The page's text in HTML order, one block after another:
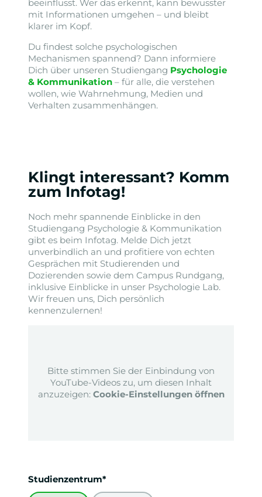
beeinflusst. Wer das erkennt, kann bewusster
mit Informationen umgehen – und bleibt
klarer im Kopf.
Du findest solche psychologischen
Mechanismen spannend? Dann informiere
Dich über unseren Studiengang Psychologie
& Kommunikation – für alle, die verstehen
wollen, wie Wahrnehmung, Medien und
Verhalten zusammenhängen.
Klingt interessant? Komm
zum Infotag!
Noch mehr spannende Einblicke in den
Studiengang Psychologie & Kommunikation
gibt es beim Infotag. Melde Dich jetzt
unverbindlich an und profitiere von echten
Gesprächen mit Studierenden und
Dozierenden sowie dem Campus Rundgang,
inklusive Einblicke in unser Psychologie Lab.
Wir freuen uns, Dich persönlich
kennenzulernen!
Bitte stimmen Sie der Einbindung von
YouTube-Videos zu, um diesen Inhalt
anzuzeigen: Cookie-Einstellungen öffnen
Studienzentrum*